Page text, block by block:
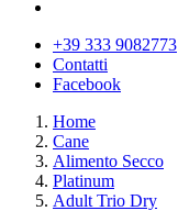
+39 333 9082773
Contatti
Facebook
Home
Cane
Alimento Secco
Platinum
Adult Trio Dry